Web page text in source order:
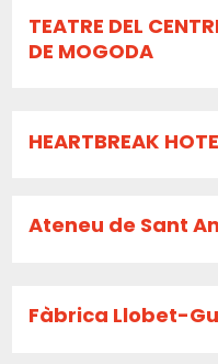
TEATRE DEL
DE MOGODA
HEARTBREAK
Ateneu de Sant
Fàbrica Llobet-